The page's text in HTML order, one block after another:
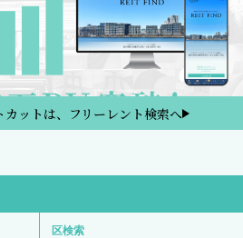
ットは、フリーレント検索へ
区検索